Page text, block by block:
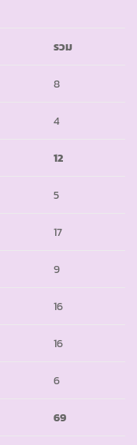
รวม
8
4
12
5
17
9
16
16
6
69